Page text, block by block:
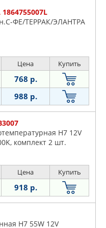
ФЕ/ТЕРРАК/ЭЛАНТРА
Цена Купить
768 р.
988 р.
H7 12V
комплект 2 шт.
Цена Купить
918 р.
H7 55W 12V